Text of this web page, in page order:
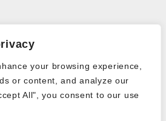
your browsing experience,
or content, and analyze our
All", you consent to our use